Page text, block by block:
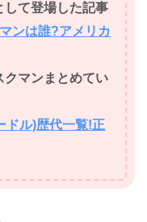
て登場した記事
ンは誰?アメリカ
マンまとめてい
ドル)歴代一覧!正